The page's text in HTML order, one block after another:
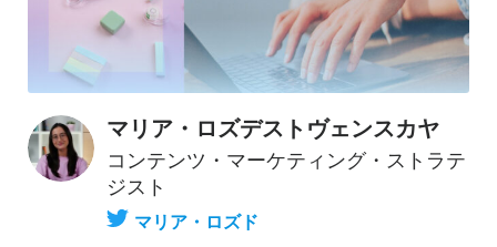
マリア・ロズデストヴェンスカヤ
コンテンツ・マーケティング・ストラテ
ジスト
マリア・ロズド